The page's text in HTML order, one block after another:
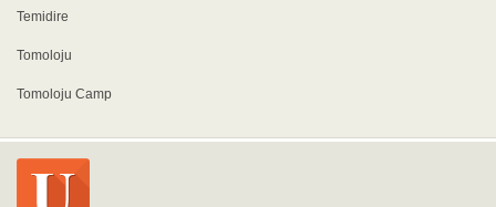
Temidire
Tomoloju
Tomoloju Camp